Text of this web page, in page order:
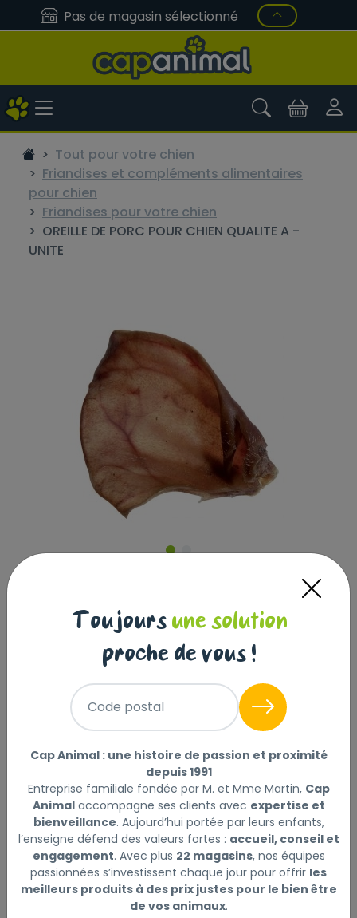
Pas de magasin sélectionné
Tout pour votre chien
Friandises et compléments alimentaires
pour chien
Friandises pour votre chien
OREILLE DE PORC POUR CHIEN QUALITE A -
UNITE
OREILLE DE PORC POUR CHIEN QUALITE
A - UNITE
Réf : 4250078971214
OREILLE DE PORC POUR CHIEN QUALITE A - UNITE
la suite
Choisir mon magasin Sélectionner
Livraison à domicile (offerte dès
69€) :
Non disponible en ligne
Ce produit n'est disponible qu'en Click & Collect.
Toujours une solution
proche de vous !
Code postal
Cap Animal : une histoire de passion et proximité
depuis 1991
Entreprise familiale fondée par M. et Mme Martin, Cap
Animalaccompagne ses clients avec expertise et
bienveillance. Aujourd’hui portée par leurs enfants,
l’enseigne défend des valeurs fortes : accueil, conseil et
engagement. Avec plus 22 magasins, nos équipes
passionnées s’investissent chaque jour pour offrir les
meilleurs produits à des prix justes pour le bien être
de vos animaux.